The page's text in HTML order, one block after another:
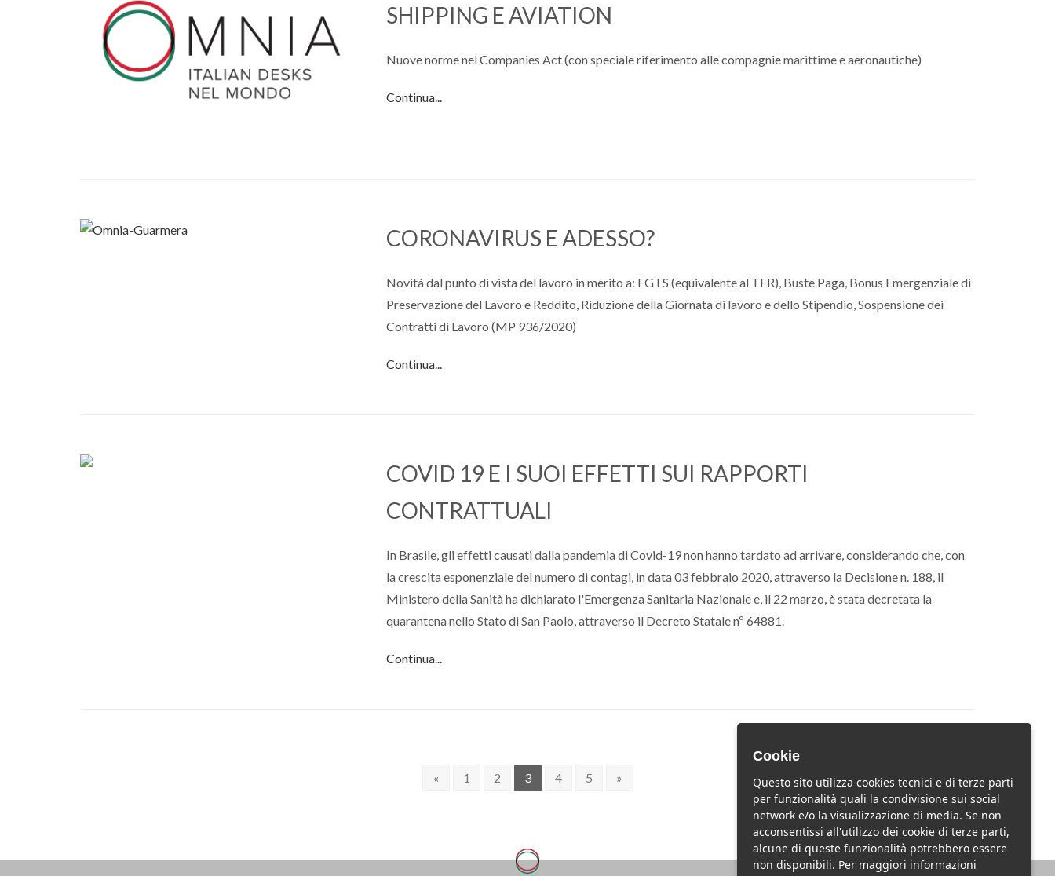
SHIPPING E AVIATION
Nuove norme nel Companies Act (con speciale riferimento alle compagnie marittime e aeronautiche)
Continua...
CORONAVIRUS E ADESSO?
Novità dal punto di vista del lavoro in merito a: FGTS (equivalente al TFR), Buste Paga, Bonus Emergenziale di
Preservazione del Lavoro e Reddito, Riduzione della Giornata di lavoro e dello Stipendio, Sospensione dei
Contratti di Lavoro (MP 936/2020)
Continua...
COVID 19 E I SUOI EFFETTI SUI RAPPORTI
CONTRATTUALI
In Brasile, gli effetti causati dalla pandemia di Covid-19 non hanno tardato ad arrivare, considerando che, con
la crescita esponenziale del numero di contagi, in data 03 febbraio 2020, attraverso la Decisione n. 188, il
Ministero della Sanità ha dichiarato l'Emergenza Sanitaria Nazionale e, il 22 marzo, è stata decretata la
quarantena nello Stato di San Paolo, attraverso il Decreto Statale nº 64881.
Continua...
« 1 2 3 4 5 »
Cookie
Questo sito utilizza cookies tecnici e di terze parti
per funzionalità quali la condivisione sui social
network e/o la visualizzazione di media. Se non
acconsentissi all'utilizzo dei cookie di terze parti,
alcune di queste funzionalità potrebbero essere
non disponibili. Per maggiori informazioni